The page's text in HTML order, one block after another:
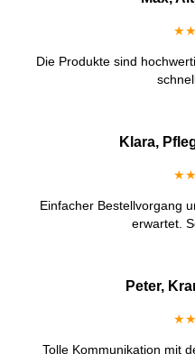
Die Produkte sind
Klara,
Einfacher Bestellvorgang
erwartet.
Peter,
Tolle Kommunikation mit